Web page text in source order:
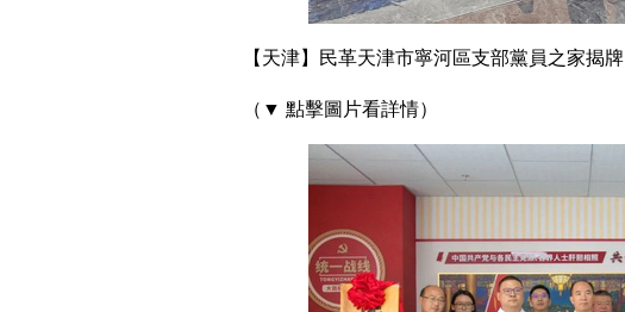
【天津】民革天津市寧河區支部黨員之家揭牌
（▼ 點擊圖片看詳情）